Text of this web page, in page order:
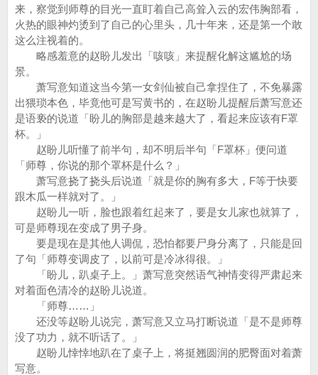
来，察觉到师尊的目光一直盯着自己高耸入云的宏伟胸部看，
火热的眼神灼烫到了自己的心里头，几十年来，还是第一个敢
这么注视着的。
略感羞意的赵盼儿发出「咳咳」来提醒化解这尴尬的场
景。
萧写意知道这当今第一女剑仙被自己拿捏住了，不免暴露
出猥琐本色，毕竟他可是写黄书的，在赵盼儿提醒后萧写意还
是语亵的说道「盼儿的胸部是越来越大了，看起来应该有F罩
杯。」
赵盼儿听懂了前半句，却不明后半句「F罩杯」便问道
「师尊，你说的那个罩杯是什么？」
萧写意挠了挠头后说道「就是你的胸有多大，F等于快要
跟木瓜一样就对了。」
赵盼儿一听，脸也跟着红起来了，要是女儿家也就算了，
可是师尊现在变成了男子身。
要是现在是其他人调侃，恐怕都要尸身分离了，只能是回
了句「师尊变调皮了，以前可是冷冰得很。」
「盼儿，趴桌子上。」萧写意突然语气神情变得严肃起来
对着面色清冷的赵盼儿说道。
「师尊……」
还没等赵盼儿说完，萧写意又立马打断说道「是不是师尊
没了功力，就不听话了。」
赵盼儿悻悻地趴在了桌子上，将挺翘圆润的肥臀面对着萧
写意。